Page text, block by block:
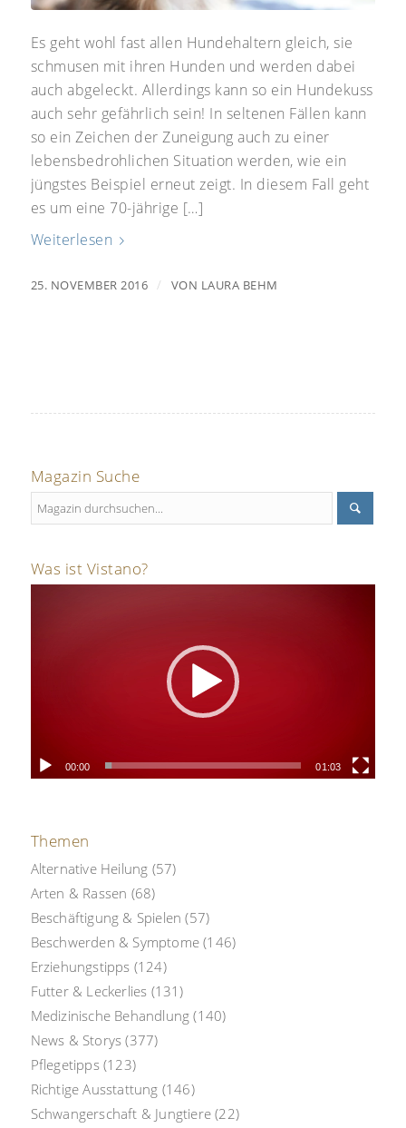
Es geht wohl fast allen Hundehaltern gleich, sie
schmusen mit ihren Hunden und werden dabei
auch abgeleckt. Allerdings kann so ein Hundekuss
auch sehr gefährlich sein! In seltenen Fällen kann
so ein Zeichen der Zuneigung auch zu einer
lebensbedrohlichen Situation werden, wie ein
jüngstes Beispiel erneut zeigt. In diesem Fall geht
es um eine 70-jährige […]
Weiterlesen
25. NOVEMBER 2016 / VON LAURA BEHM
Magazin Suche
Was ist Vistano?
00:00 01:03
Themen
Alternative Heilung (57)
Arten & Rassen (68)
Beschäftigung & Spielen (57)
Beschwerden & Symptome (146)
Erziehungstipps (124)
Futter & Leckerlies (131)
Medizinische Behandlung (140)
News & Storys (377)
Pflegetipps(123)
Richtige Ausstattung (146)
Schwangerschaft & Jungtiere (22)